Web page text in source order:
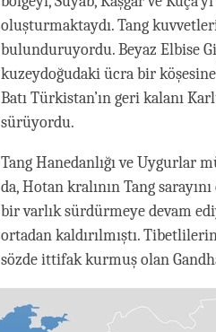
oluşturmaktaydı. Tang
bulunduruyordu. Beyaz Elbise
kuzeydoğudaki ücra bir
Batı Türkistan’ın geri kalanı
sürüyordu.
Tang Hanedanlığı ve
da, Hotan kralının Tang
bir varlık sürdürmeye devam
ortadan kaldırılmıştı.
sözde ittifak kurmuş olan